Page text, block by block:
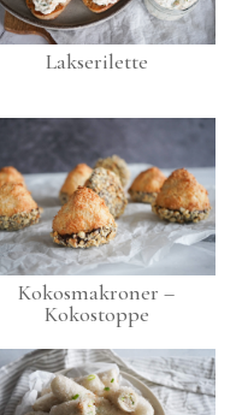
Lakserilette
Kokosmakroner –
Kokostoppe